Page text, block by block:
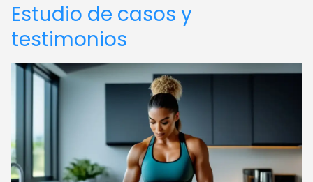
Estudio de casos y
testimonios